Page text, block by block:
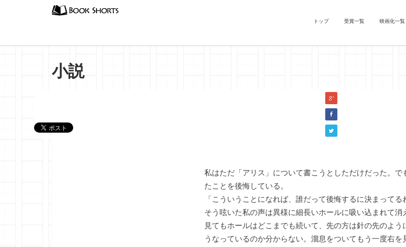
トップ 受賞一覧 映画化一覧
小説
『罪深い作家たち』楠本龍一(『不思議の国のアリス』)
私はただ「アリス」について書こうとしただけだった。で
たことを後悔している。
「こういうことになれば、誰だって後悔するに決まってる
そう呟いた私の声は異様に細長いホールに吸い込まれて消
見てもホールはどこまでも続いて、先の方は針の先のよう
うなっているのか分からない。溜息をついてもう一度右を